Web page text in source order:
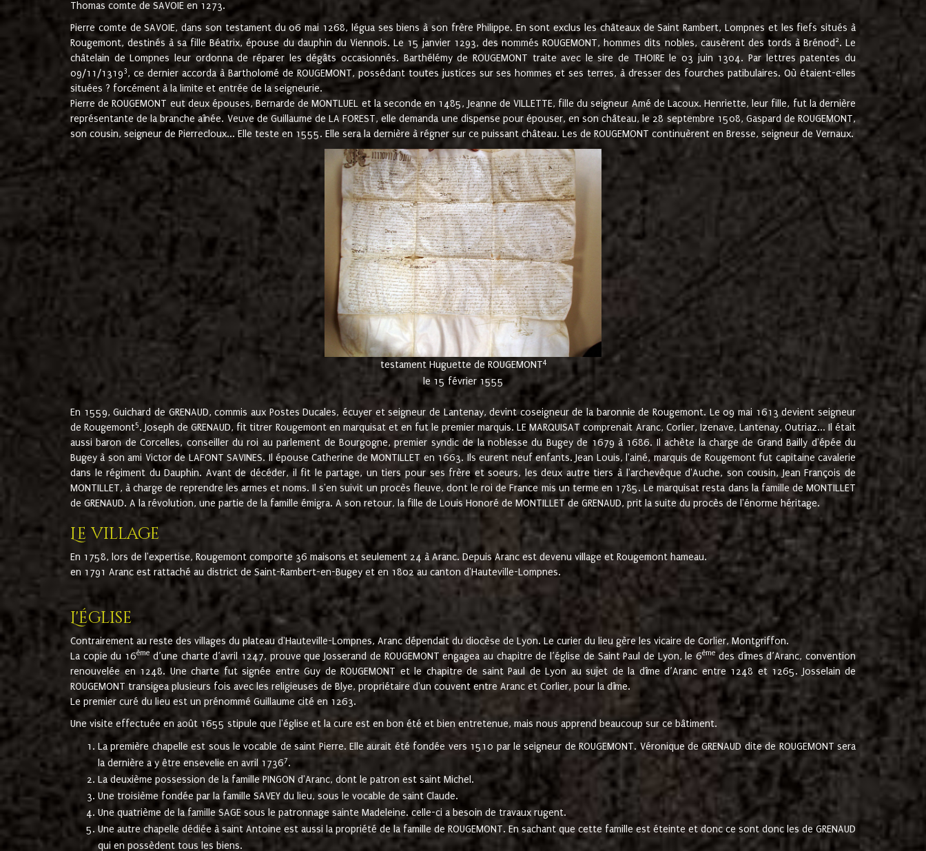
Thomas comte de SAVOIE en 1273.
Pierre comte de SAVOIE, dans son testament du 06 mai 1268, légua ses biens à son frère Philippe. En sont exclus les châteaux de Saint Rambert, Lompnes et les fiefs situés à
Rougemont, destinés à sa fille Béatrix, épouse du dauphin du Viennois. Le 15 janvier 1293, des nommés ROUGEMONT, hommes dits nobles, causèrent des tords à Brénod 2. Le
châtelain de Lompnes leur ordonna de réparer les dégâts occasionnés. Barthélémy de ROUGEMONT traite avec le sire de THOIRE le 03 juin 1304. Par lettres patentes du
09/11/13193, ce dernier accorda à Bartholomé de ROUGEMONT, possédant toutes justices sur ses hommes et ses terres, à dresser des fourches patibulaires. Où étaient-elles
situées ? forcément à la limite et entrée de la seigneurie.
Pierre de ROUGEMONT eut deux épouses, Bernarde de MONTLUEL et la seconde en 1485, Jeanne de VILLETTE, fille du seigneur Amé de Lacoux. Henriette, leur fille, fut la dernière
représentante de la branche aînée. Veuve de Guillaume de LA FOREST, elle demanda une dispense pour épouser, en son château, le 28 septembre 1508, Gaspard de ROUGEMONT,
son cousin, seigneur de Pierrecloux... Elle teste en 1555. Elle sera la dernière à régner sur ce puissant château. Les de ROUGEMONT continuèrent en Bresse, seigneur de Vernaux.
testament Huguette de ROUGEMONT4
le 15 février 1555
En 1559, Guichard de GRENAUD, commis aux Postes Ducales, écuyer et seigneur de Lantenay, devint coseigneur de la baronnie de Rougemont. Le 09 mai 1613 devient seigneur
de Rougemont5. Joseph de GRENAUD, fit titrer Rougemont en marquisat et en fut le premier marquis. LE MARQUISAT comprenait Aranc, Corlier, Izenave, Lantenay, Outriaz... Il était
aussi baron de Corcelles, conseiller du roi au parlement de Bourgogne, premier syndic de la noblesse du Bugey de 1679 à 1686. Il achète la charge de Grand Bailly d'épée du
Bugey à son ami Victor de LAFONT SAVINES. Il épouse Catherine de MONTILLET en 1663. Ils eurent neuf enfants. Jean Louis, l'ainé, marquis de Rougemont fut capitaine cavalerie
dans le régiment du Dauphin. Avant de décéder, il fit le partage, un tiers pour ses frère et soeurs, les deux autre tiers à l'archevêque d'Auche, son cousin, Jean François de
MONTILLET, à charge de reprendre les armes et noms. Il s'en suivit un procès fleuve, dont le roi de France mis un terme en 1785. Le marquisat resta dans la famille de MONTILLET
de GRENAUD. A la révolution, une partie de la famille émigra. A son retour, la fille de Louis Honoré de MONTILLET de GRENAUD, prit la suite du procès de l'énorme héritage.
Le village
En 1758, lors de l'expertise, Rougemont comporte 36 maisons et seulement 24 à Aranc. Depuis Aranc est devenu village et Rougemont hameau.
en 1791 Aranc est rattaché au district de Saint-Rambert-en-Bugey et en 1802 au canton d'Hauteville-Lompnes.
L'église
Contrairement au reste des villages du plateau d'Hauteville-Lompnes, Aranc dépendait du diocèse de Lyon. Le curier du lieu gère les vicaire de Corlier, Montgriffon.
La copie du 16ème d’une charte d’avril 1247, prouve que Josserand de ROUGEMONT engagea au chapitre de l’église de Saint Paul de Lyon, le 6ème des dîmes d’Aranc, convention
renouvelée en 1248. Une charte fut signée entre Guy de ROUGEMONT et le chapitre de saint Paul de Lyon au sujet de la dîme d’Aranc entre 1248 et 1265. Josselain de
ROUGEMONT transigea plusieurs fois avec les religieuses de Blye, propriétaire d'un couvent entre Aranc et Corlier, pour la dîme.
Le premier curé du lieu est un prénommé Guillaume cité en 1263.
Une visite effectuée en août 1655 stipule que l'église et la cure est en bon été et bien entretenue, mais nous apprend beaucoup sur ce bâtiment.
La première chapelle est sous le vocable de saint Pierre. Elle aurait été fondée vers 1510 par le seigneur de ROUGEMONT. Véronique de GRENAUD dite de ROUGEMONT sera
la dernière a y être ensevelie en avril 17367.
La deuxième possession de la famille PINGON d'Aranc, dont le patron est saint Michel.
Une troisième fondée par la famille SAVEY du lieu, sous le vocable de saint Claude.
Une quatrième de la famille SAGE sous le patronnage sainte Madeleine. celle-ci a besoin de travaux rugent.
Une autre chapelle dédiée à saint Antoine est aussi la propriété de la famille de ROUGEMONT. En sachant que cette famille est éteinte et donc ce sont donc les de GRENAUD
qui en possèdent tous les biens.